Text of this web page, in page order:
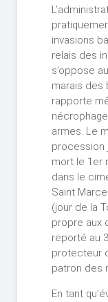
invasions
relais des
s’oppose
marais des
rapporte
armes. Le
procession
mort le 1er
dans le
Saint
(jour de la
propre aux
reporté au
protecteur
patron des
En tant